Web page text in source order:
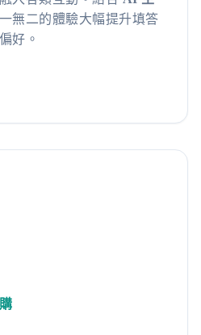
無二的體驗大幅提升填答
好。